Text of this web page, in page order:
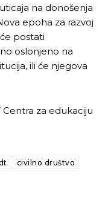
na donošenja
epoha za razvoj
postati
oslonjeno na
ili će njegova
Centra za edukaciju
civilno društvo